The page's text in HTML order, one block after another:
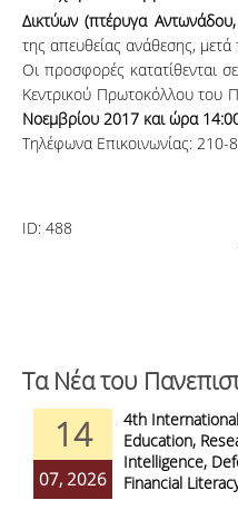
Δικτύων (πτέρυγα
της απευθείας ανάθεσης,
Οι προσφορές κατατίθενται
Κεντρικού Πρωτοκόλλου του
Νοεμβρίου 2017 και ώρα
Τηλέφωνα Επικοινωνίας:
ID: 488
Τα Νέα του
14
07, 2026
4th
Education,
Intelligence,
Financial